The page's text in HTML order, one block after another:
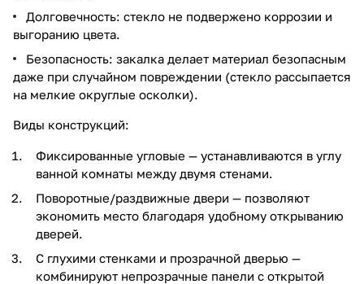
Долговечность: стекло не подвержено коррозии и
выгоранию цвета.
Безопасность: закалка делает материал безопасным
даже при случайном повреждении (стекло рассыпается
на мелкие округлые осколки).
Виды конструкций:
Фиксированные угловые — устанавливаются в углу
ванной комнаты между двумя стенами.
Поворотные/раздвижные двери — позволяют
экономить место благодаря удобному открыванию
дверей.
С глухими стенками и прозрачной дверью —
комбинируют непрозрачные панели с открытой